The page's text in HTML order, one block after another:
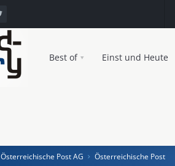
Best of Einst und Heute
Österreichische Post AG Österreichische Post